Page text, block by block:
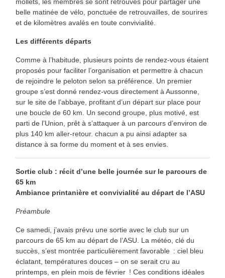
belle matinée de vélo, ponctuée de retrouvailles, de sourires
et de kilomètres avalés en toute convivialité.
Les différents départs
Comme à l’habitude, plusieurs points de rendez-vous étaient
proposés pour faciliter l’organisation et permettre à chacun
de rejoindre le peloton selon sa préférence. Un premier
groupe s’est donné rendez-vous directement à Aussonne,
sur le site de l’abbaye, profitant d’un départ sur place pour
une boucle de 60 km. Un second groupe, plus motivé, est
parti de l’Union, prêt à s’attaquer à un parcours d’environ de
plus 140 km aller-retour. chacun a pu ainsi adapter sa
distance à sa forme du moment et à ses envies.
Sortie club : récit d’une belle journée sur le parcours de
65 km
Ambiance printanière et convivialité au départ de l’ASU
Préambule
Ce samedi, j’avais prévu une sortie avec le club sur un
parcours de 65 km au départ de l’ASU. La météo, clé du
succès, s’est montrée particulièrement favorable : ciel bleu
éclatant, températures douces – on se serait cru au
printemps, en plein mois de février ! Ces conditions idéales